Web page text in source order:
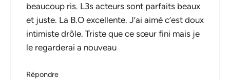
beaucoup ris. L3s acteurs sont parfaits beaux
et juste. La B.O excellente. J’ai aimé c’est doux
intimiste drôle. Triste que ce sœur fini mais je
le regarderai a nouveau
Répondre